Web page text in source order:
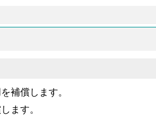
補償します。
ます。